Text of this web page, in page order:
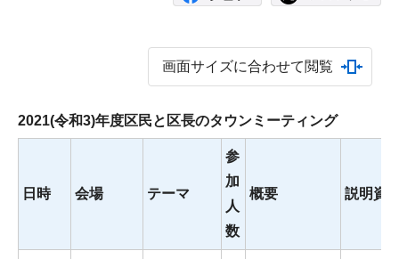
画面サイズに合わせて閲覧
2021(令和3)年度区民と区長のタウンミーティング
日時 会場 テーマ
参
加
人
数
概要 説明資